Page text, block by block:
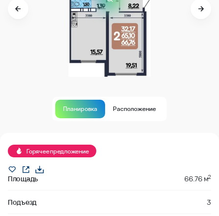
Планировка Расположение
Горячее предложение
Площадь 66.76 м2
Подъезд 3